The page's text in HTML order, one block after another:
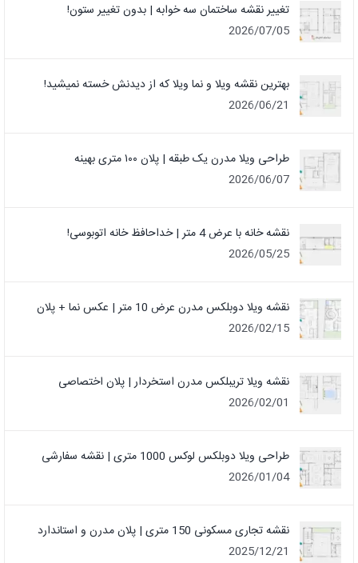
تغییر نقشه ساختمان سه خوابه | بدون تغییر ستون!
2026/07/05
بهترین نقشه ویلا و نما ویلا که از دیدنش خسته نمیشید!
2026/06/21
طراحی ویلا مدرن یک‌ طبقه | پلان ۱۰۰ متری بهینه
2026/06/07
نقشه خانه با عرض 4 متر | خداحافظ خانه‌ اتوبوسی!
2026/05/25
نقشه ویلا دوبلکس مدرن عرض 10 متر | عکس نما + پلان
2026/02/15
نقشه ویلا تریبلکس مدرن استخردار | پلان اختصاصی
2026/02/01
طراحی ویلا دوبلکس لوکس 1000 متری | نقشه سفارشی
2026/01/04
نقشه تجاری مسکونی 150 متری | پلان مدرن و استاندارد
2025/12/21